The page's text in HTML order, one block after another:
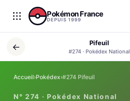
Aller au contenu
Pokémon France
DEPUIS 1999
← Pifeuil
#274 · Pokédex National
Accueil›Pokédex›#274 Pifeuil
N° 274 · Pokédex National